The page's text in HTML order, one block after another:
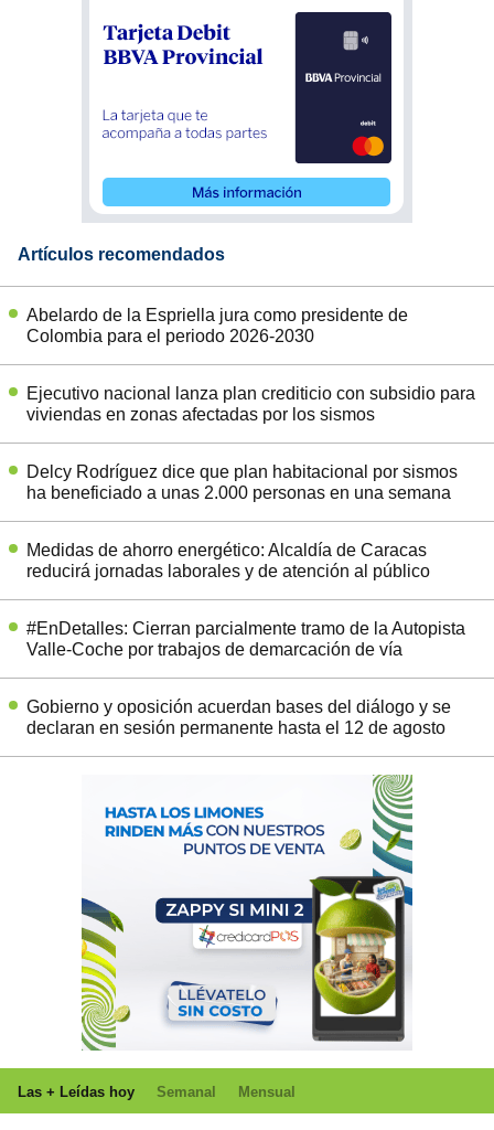
Artículos recomendados
Abelardo de la Espriella jura como presidente de
Colombia para el periodo 2026-2030
Ejecutivo nacional lanza plan crediticio con subsidio para
viviendas en zonas afectadas por los sismos
Delcy Rodríguez dice que plan habitacional por sismos
ha beneficiado a unas 2.000 personas en una semana
Medidas de ahorro energético: Alcaldía de Caracas
reducirá jornadas laborales y de atención al público
#EnDetalles: Cierran parcialmente tramo de la Autopista
Valle-Coche por trabajos de demarcación de vía
Gobierno y oposición acuerdan bases del diálogo y se
declaran en sesión permanente hasta el 12 de agosto
Las + Leídas hoy Semanal Mensual